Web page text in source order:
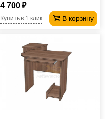
4 700 ₽
В корзину
Купить в 1 клик